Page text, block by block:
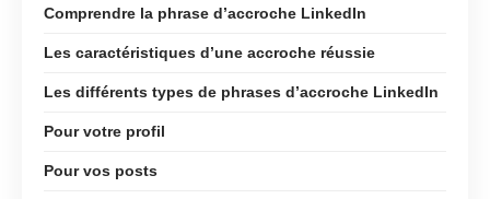
Comprendre la phrase d’accroche LinkedIn
Les caractéristiques d’une accroche réussie
Les différents types de phrases d’accroche LinkedIn
Pour votre profil
Pour vos posts